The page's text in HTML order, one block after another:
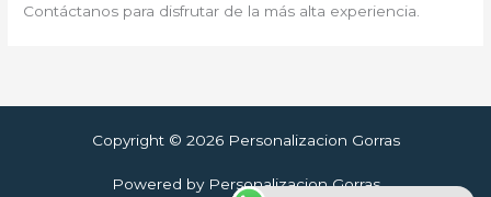
Contáctanos para disfrutar de la más alta experiencia.
Copyright © 2026 Personalizacion Gorras
Powered by Personalizacion Gorras